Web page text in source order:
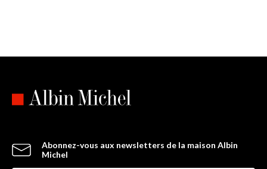
Abonnez-vous aux newsletters de la maison Albin
Michel